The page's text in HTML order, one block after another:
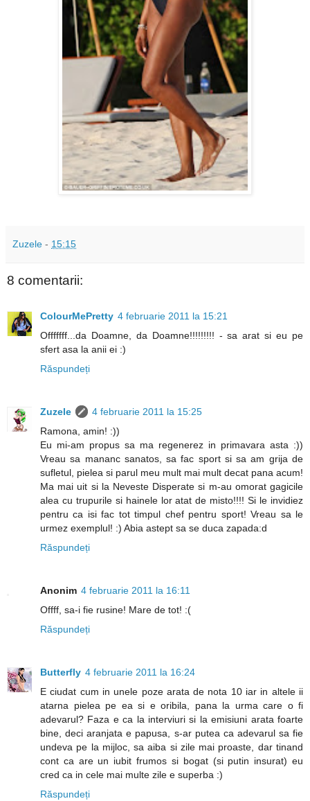
Zuzele - 15:15
8 comentarii:
ColourMePretty 4 februarie 2011 la 15:21
Offfffff...da Doamne, da Doamne!!!!!!!!! - sa arat si eu pe
sfert asa la anii ei :)
Răspundeți
Zuzele
4 februarie 2011 la 15:25
Ramona, amin! :))
Eu mi-am propus sa ma regenerez in primavara asta :))
Vreau sa mananc sanatos, sa fac sport si sa am grija de
sufletul, pielea si parul meu mult mai mult decat pana acum!
Ma mai uit si la Neveste Disperate si m-au omorat gagicile
alea cu trupurile si hainele lor atat de misto!!!! Si le invidiez
pentru ca isi fac tot timpul chef pentru sport! Vreau sa le
urmez exemplul! :) Abia astept sa se duca zapada:d
Răspundeți
Anonim 4 februarie 2011 la 16:11
Offff, sa-i fie rusine! Mare de tot! :(
Răspundeți
Butterfly 4 februarie 2011 la 16:24
E ciudat cum in unele poze arata de nota 10 iar in altele ii
atarna pielea pe ea si e oribila, pana la urma care o fi
adevarul? Faza e ca la interviuri si la emisiuni arata foarte
bine, deci aranjata e papusa, s-ar putea ca adevarul sa fie
undeva pe la mijloc, sa aiba si zile mai proaste, dar tinand
cont ca are un iubit frumos si bogat (si putin insurat) eu
cred ca in cele mai multe zile e superba :)
Răspundeți